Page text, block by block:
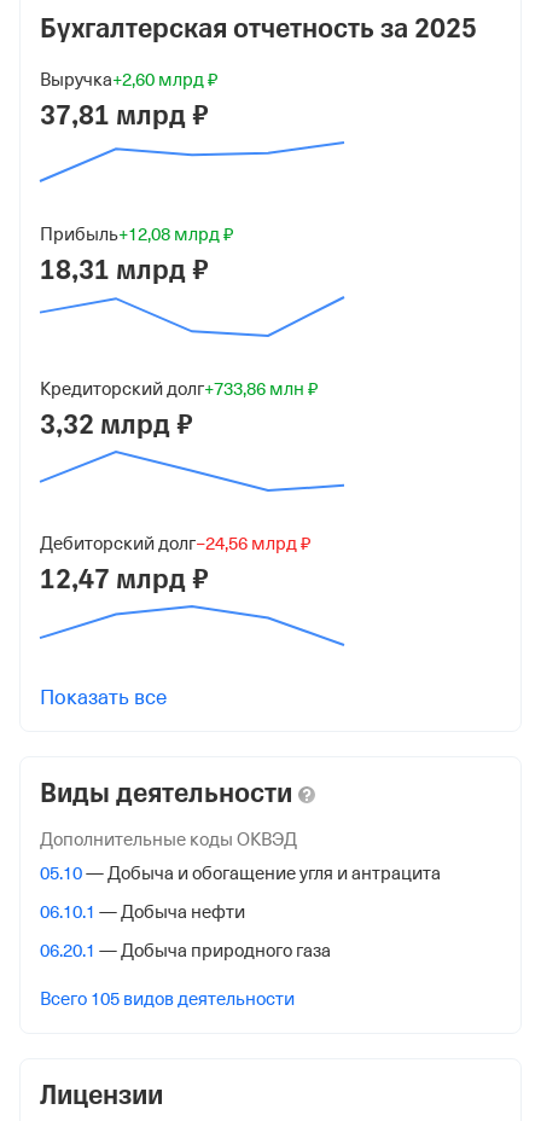
АО "МНОГОВЕРШИННОЕ"
Юридический адрес
682449, Хабаровский край, Николаевский р-н, рп
Многовершинный, ул Светлая, д 25, офис 501
ИНН
ОГРН
1022700615080
от 2 октября 2002
КПП
270501001
Регистрация ФНС
31 октября 2022
Управление Федеральной Налоговой Службы по
Внебюджетные фонды
Регистрационный номер в ПФР
1111603724
Дата регистрации
1 апреля 2000
Отделение Фонда Пенсионного и Социального
Страхования Российской Федерации по
Бухгалтерская отчетность за 2025
Выручка+2,60 млрд ₽
37,81 млрд ₽
Прибыль+12,08 млрд ₽
18,31 млрд ₽
Кредиторский долг+733,86 млн ₽
3,32 млрд ₽
Дебиторский долг−24,56 млрд ₽
12,47 млрд ₽
Показать все
Виды деятельности
Дополнительные коды ОКВЭД
05.10— Добыча и обогащение угля и антрацита
06.10.1 — Добыча нефти
06.20.1 — Добыча природного газа
Всего 105 видов деятельности
Лицензии